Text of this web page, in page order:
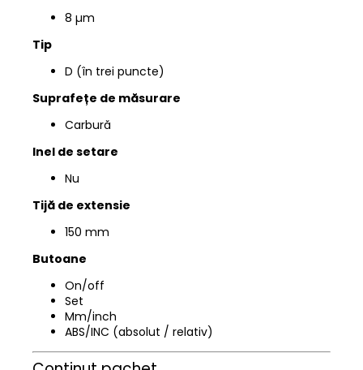
8 µm
Tip
D (în trei puncte)
Suprafețe de măsurare
Carbură
Inel de setare
Nu
Tijă de extensie
150 mm
Butoane
On/off
Set
Mm/inch
ABS/INC (absolut / relativ)